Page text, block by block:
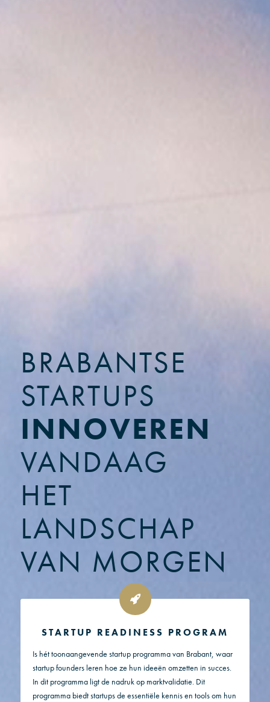
BRABANTSE
STARTUPS
INNOVEREN
VANDAAG
HET
LANDSCHAP
VAN MORGEN
STARTUP READINESS PROGRAM
Is hét toonaangevende startup programma van Brabant, waar
startup founders leren hoe ze hun ideeën omzetten in succes.
In dit programma ligt de nadruk op marktvalidatie. Dit
programma biedt startups de essentiële kennis en tools om hun